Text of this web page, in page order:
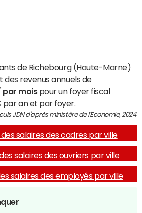
de Richebourg (Haute-Marne)
des revenus annuels de
par moispour un foyer fiscal
par an et par foyer.
JDN d'après ministère de l'Economie, 2024
salaires des cadres par ville
salaires des ouvriers par ville
salaires des employés par ville